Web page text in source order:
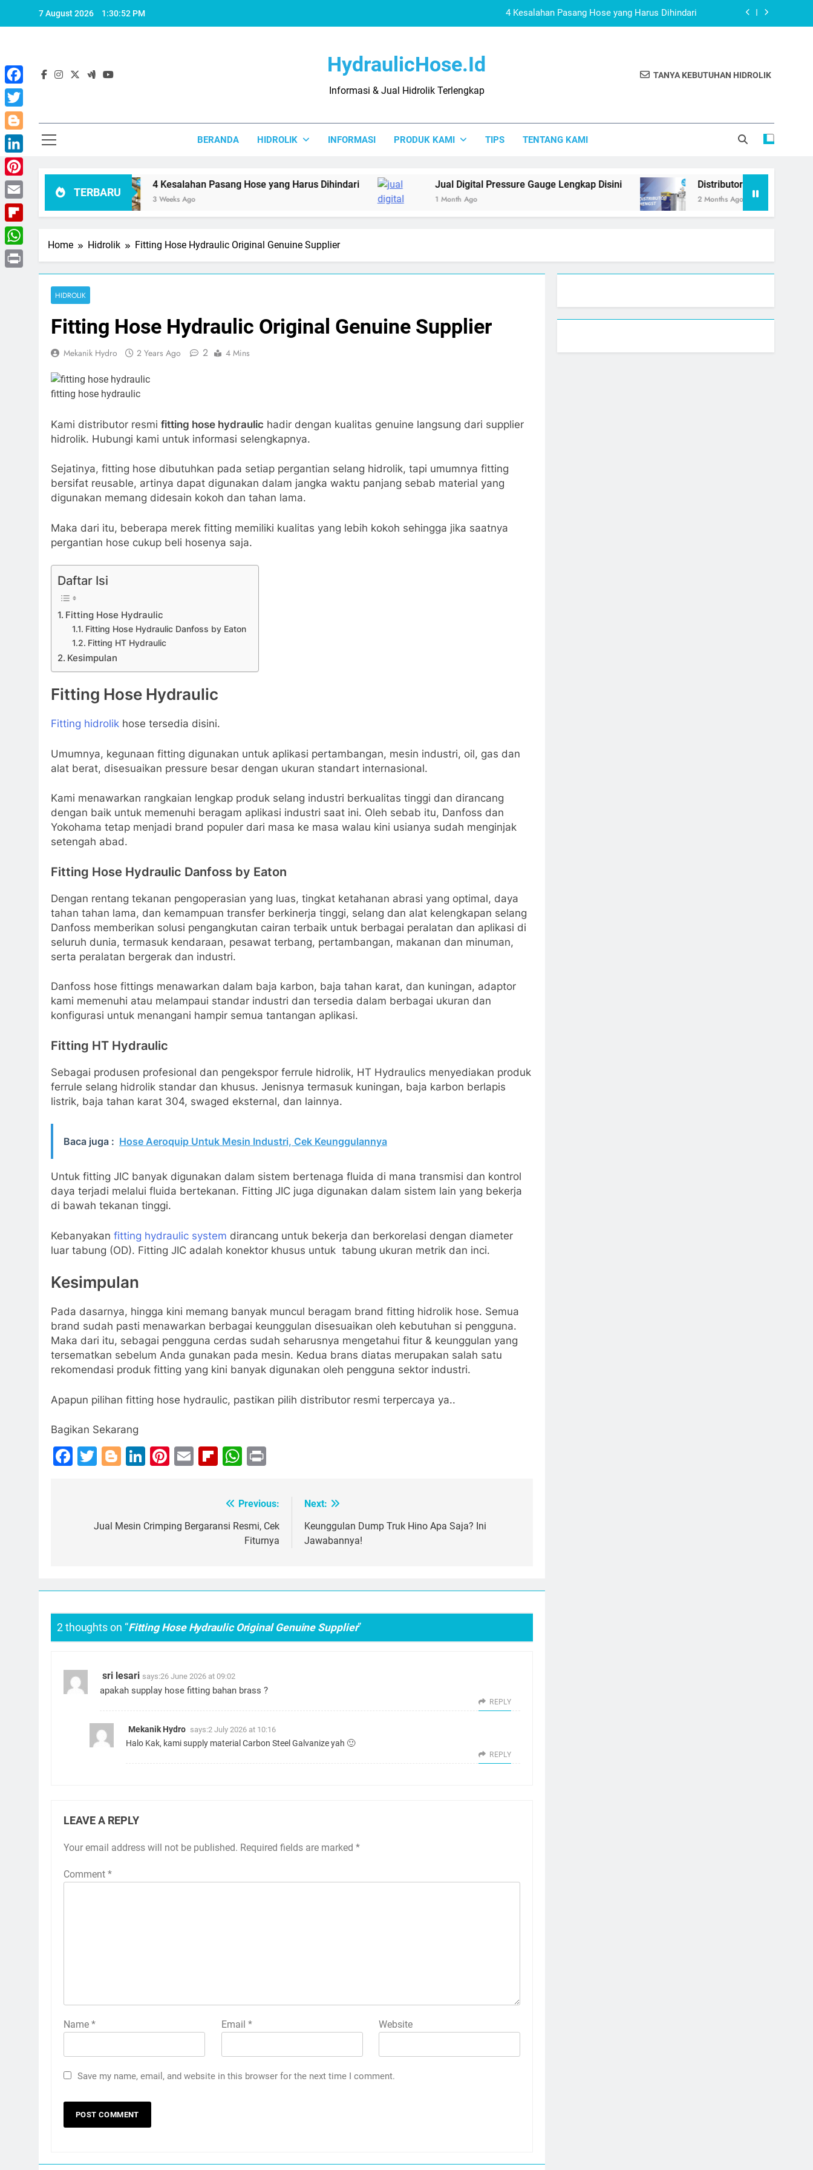
7 August 2026 1:30:53 PM 4 Kesalahan Pasang Hose yang Harus Dihindari
4 Kesalahan Pasang Fitting Hose yang Harus Dihindari
Jual Digital Pressure Gauge Lengkap Disini
HydraulicHose.id
Informasi & Jual Hidrolik Terlengkap
TANYA KEBUTUHAN HIDROLIK
BERANDA HIDROLIK INFORMASI PRODUK KAMI TIPS TENTANG KAMI
TERBARU
4 Kesalahan Pasang Hose yang Harus Dihindari
3 Weeks Ago
Jual Digital Pressure Gauge Lengkap Disini
1 Month Ago
Distributor Hengst Resmi Indonesia,
2 Months Ago
Home Hidrolik Fitting Hose Hydraulic Original Genuine Supplier
HIDROLIK
Fitting Hose Hydraulic Original Genuine Supplier
Mekanik Hydro 2 Years Ago 2 4 Mins
fitting hose hydraulic
Kami distributor resmi fitting hose hydraulic hadir dengan kualitas genuine langsung dari supplier
hidrolik. Hubungi kami untuk informasi selengkapnya.
Sejatinya, fitting hose dibutuhkan pada setiap pergantian selang hidrolik, tapi umumnya fitting
bersifat reusable, artinya dapat digunakan dalam jangka waktu panjang sebab material yang
digunakan memang didesain kokoh dan tahan lama.
Maka dari itu, beberapa merek fitting memiliki kualitas yang lebih kokoh sehingga jika saatnya
pergantian hose cukup beli hosenya saja.
Daftar Isi
Fitting Hose Hydraulic
Fitting Hose Hydraulic Danfoss by Eaton
Fitting HT Hydraulic
Kesimpulan
Fitting Hose Hydraulic
Fitting hidrolik hose tersedia disini.
Umumnya, kegunaan fitting digunakan untuk aplikasi pertambangan, mesin industri, oil, gas dan
alat berat, disesuaikan pressure besar dengan ukuran standart internasional.
Kami menawarkan rangkaian lengkap produk selang industri berkualitas tinggi dan dirancang
dengan baik untuk memenuhi beragam aplikasi industri saat ini. Oleh sebab itu, Danfoss dan
Yokohama tetap menjadi brand populer dari masa ke masa walau kini usianya sudah menginjak
setengah abad.
Fitting Hose Hydraulic Danfoss by Eaton
Dengan rentang tekanan pengoperasian yang luas, tingkat ketahanan abrasi yang optimal, daya
tahan tahan lama, dan kemampuan transfer berkinerja tinggi, selang dan alat kelengkapan selang
Danfoss memberikan solusi pengangkutan cairan terbaik untuk berbagai peralatan dan aplikasi di
seluruh dunia, termasuk kendaraan, pesawat terbang, pertambangan, makanan dan minuman,
serta peralatan bergerak dan industri.
Danfoss hose fittings menawarkan dalam baja karbon, baja tahan karat, dan kuningan, adaptor
kami memenuhi atau melampaui standar industri dan tersedia dalam berbagai ukuran dan
konfigurasi untuk menangani hampir semua tantangan aplikasi.
Fitting HT Hydraulic
Sebagai produsen profesional dan pengekspor ferrule hidrolik, HT Hydraulics menyediakan produk
ferrule selang hidrolik standar dan khusus. Jenisnya termasuk kuningan, baja karbon berlapis
listrik, baja tahan karat 304, swaged eksternal, dan lainnya.
Baca juga : Hose Aeroquip Untuk Mesin Industri, Cek Keunggulannya
Untuk fitting JIC banyak digunakan dalam sistem bertenaga fluida di mana transmisi dan kontrol
daya terjadi melalui fluida bertekanan. Fitting JIC juga digunakan dalam sistem lain yang bekerja
di bawah tekanan tinggi.
Kebanyakan fitting hydraulic system dirancang untuk bekerja dan berkorelasi dengan diameter
luar tabung (OD). Fitting JIC adalah konektor khusus untuk tabung ukuran metrik dan inci.
Kesimpulan
Pada dasarnya, hingga kini memang banyak muncul beragam brand fitting hidrolik hose. Semua
brand sudah pasti menawarkan berbagai keunggulan disesuaikan oleh kebutuhan si pengguna.
Maka dari itu, sebagai pengguna cerdas sudah seharusnya mengetahui fitur & keunggulan yang
tersematkan sebelum Anda gunakan pada mesin. Kedua brans diatas merupakan salah satu
rekomendasi produk fitting yang kini banyak digunakan oleh pengguna sektor industri.
Apapun pilihan fitting hose hydraulic, pastikan pilih distributor resmi terpercaya ya..
Bagikan Sekarang
Facebook
Twitter
Blogger
LinkedIn
Pinterest
EmailFlipboard
WhatsApp
navigation
Previous:
Jual Mesin Crimping Bergaransi Resmi, Cek
Fiturnya
Next:
Keunggulan Dump Truk Hino Apa Saja? Ini
Jawabannya!
2 thoughts on “Fitting Hose Hydraulic Original Genuine Supplier”
sri lesari says:26 June 2026 at 09:02
apakah supplay hose fitting bahan brass ?
REPLY
Mekanik Hydro says:2 July 2026 at 10:16
Halo Kak, kami supply material Carbon Steel Galvanize yah 🙂
REPLY
LEAVE A REPLY
Your email address will not be published. Required fields are marked *
Comment *
Name * Email * Website
Save my name, email, and website in this browser for the next time I comment.
Facebook
Twitter
Blogger
LinkedIn
Pinterest
Email
Flipboard
WhatsApp